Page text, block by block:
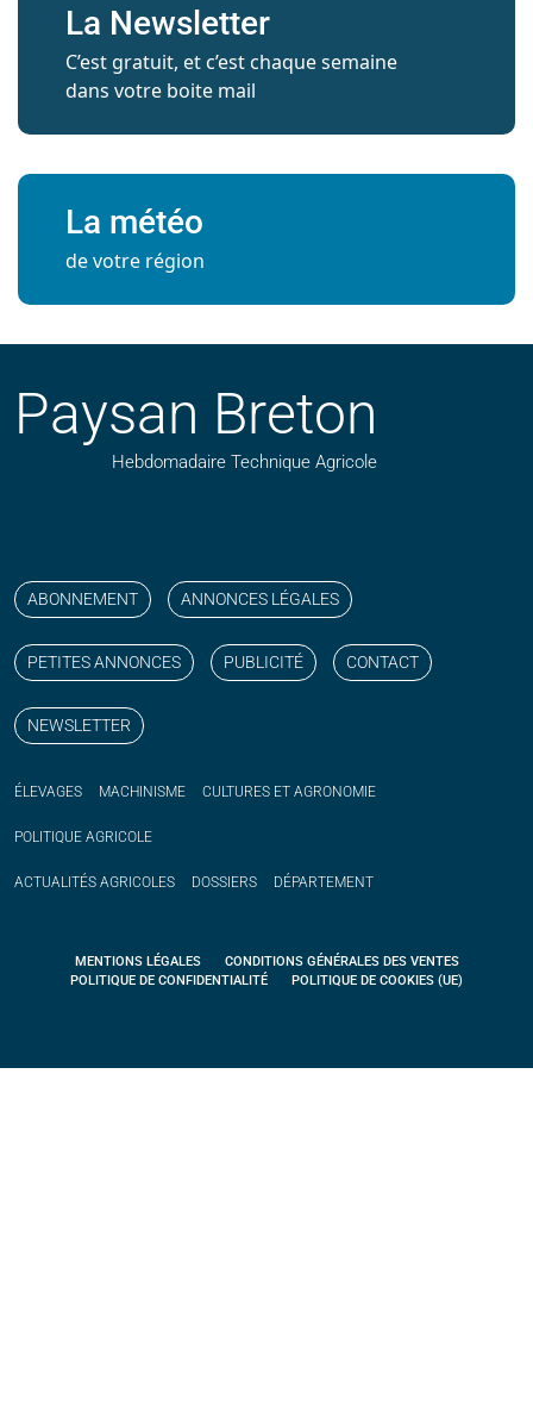
La Newsletter
C’est gratuit, et c’est chaque semaine
dans votre boite mail
La météo
de votre région
Paysan Breton
Hebdomadaire Technique Agricole
ABONNEMENT ANNONCES LÉGALES
PETITES ANNONCES PUBLICITÉ CONTACT
NEWSLETTER
ÉLEVAGES MACHINISME CULTURES ET AGRONOMIE
POLITIQUE AGRICOLE
ACTUALITÉS AGRICOLES DOSSIERS DÉPARTEMENT
MENTIONS LÉGALES
CONDITIONS GÉNÉRALES DES VENTES
POLITIQUE DE CONFIDENTIALITÉ
POLITIQUE DE COOKIES (UE)